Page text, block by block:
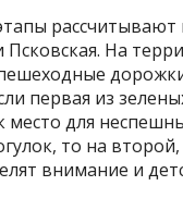
На
первая из
место для
то на второй,
внимание и